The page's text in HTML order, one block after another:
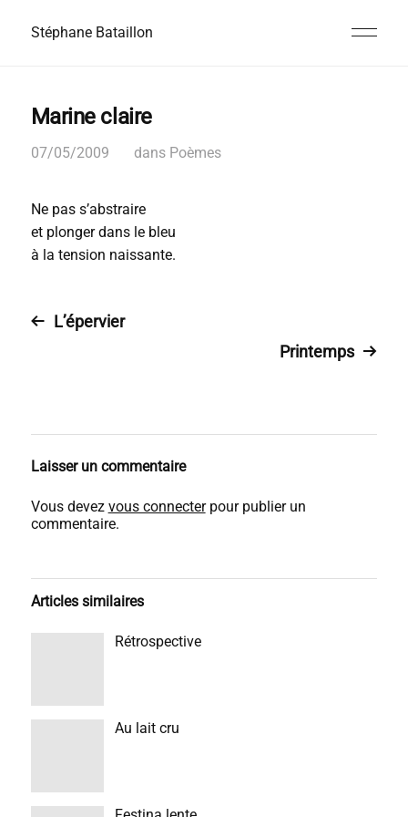
Stéphane Bataillon
Marine claire
07/05/2009 dans Poèmes
Ne pas s’abstraire
et plonger dans le bleu
à la tension naissante.
L’épervier
Printemps
Laisser un commentaire
Vous devez vous connecterpour publier un
commentaire.
Articles similaires
Rétrospective
Au lait cru